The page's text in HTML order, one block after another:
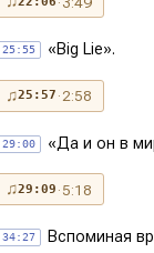
25:55 «Big Lie».
♫25:57 · 2:58
29:00 «Да и он в
♫29:09 · 5:18
34:27
Вспоминая